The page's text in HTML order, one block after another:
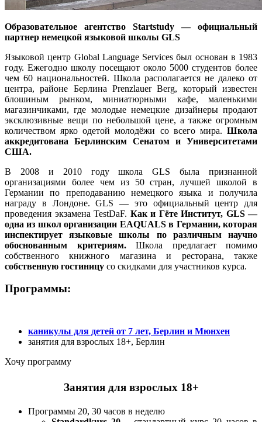
Образовательное агентство Startstudy — официальный
партнер немецкой языковой школы GLS
Языковой центр Global Language Services был основан в 1983
году. Ежегодно школу посещают около 5000 студентов более
чем 60 национальностей. Школа располагается не далеко от
центра, районе Берлина Prenzlauer Berg, который известен
блошиным рынком, миниатюрными кафе, маленькими
магазинчиками, где молодые немецкие дизайнеры продают
эксклюзивные вещи по небольшой цене, а также огромным
количеством ярко одетой молодёжи со всего мира. Школа
аккредитована Берлинским Сенатом и Университетами
США.
В 2008 и 2010 году школа GLS была признанной
организациями более чем из 50 стран, лучшей школой в
Германии по преподаванию немецкого языка и получила
награду в Лондоне. GLS — это официальный центр для
проведения экзамена TestDaF. Как и Гёте Институт, GLS —
одна из школ организации EAQUALS в Германии, которая
инспектирует языковые школы по различным научно
обоснованным критериям.Школа предлагает помимо
собственного книжного магазина и ресторана, также
собственную гостиницу со скидками для участников курса.
Программы:
каникулы для детей от 7 лет, Берлин и Мюнхен
занятия для взрослых 18+, Берлин
Хочу программу
Занятия для взрослых 18+
Программы 20, 30 часов в неделю